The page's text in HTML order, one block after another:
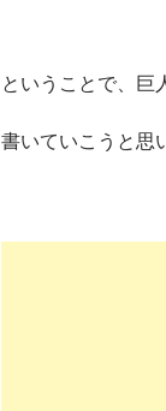
ということで、巨
書いていこうと思